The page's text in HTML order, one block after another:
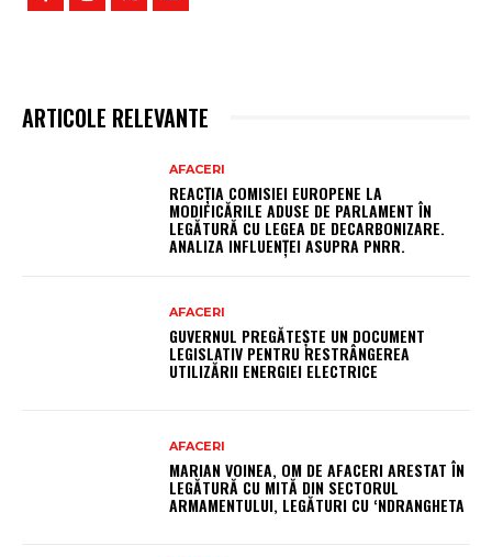
ARTICOLE RELEVANTE
AFACERI
REACȚIA COMISIEI EUROPENE LA
MODIFICĂRILE ADUSE DE PARLAMENT ÎN
LEGĂTURĂ CU LEGEA DE DECARBONIZARE.
ANALIZA INFLUENȚEI ASUPRA PNRR.
AFACERI
GUVERNUL PREGĂTEȘTE UN DOCUMENT
LEGISLATIV PENTRU RESTRÂNGEREA
UTILIZĂRII ENERGIEI ELECTRICE
AFACERI
MARIAN VOINEA, OM DE AFACERI ARESTAT ÎN
LEGĂTURĂ CU MITĂ DIN SECTORUL
ARMAMENTULUI, LEGĂTURI CU ‘NDRANGHETA